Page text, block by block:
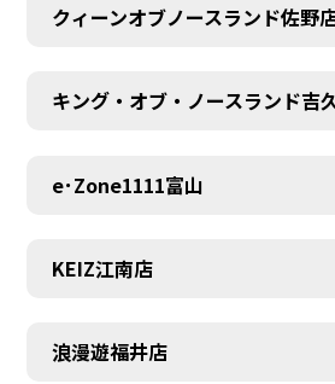
MEMBER
クィーンオブノースランド佐野
キング・オブ・ノースランド吉
e･Zone1111富山
KEIZ江南店
浪漫遊福井店